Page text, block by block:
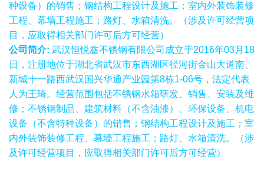
种设备）的销售；钢结构工程设计及施工；室内外装饰装修
工程、幕墙工程施工；路灯、水箱清洗。（涉及许可经营项
目，应取得相关部门许可后方可经营）
公司简介: 武汉恒悦鑫不锈钢有限公司成立于2016年03月18
日，注册地位于湖北省武汉市东西湖区径河街金山大道南、
新城十一路西武汉国兴华通产业园第8栋1-06号，法定代表
人为王琦。经营范围包括不锈钢水箱研发、销售、安装及维
修；不锈钢制品、建筑材料（不含油漆）、环保设备、机电
设备（不含特种设备）的销售；钢结构工程设计及施工；室
内外装饰装修工程、幕墙工程施工；路灯、水箱清洗。（涉
及许可经营项目，应取得相关部门许可后方可经营）